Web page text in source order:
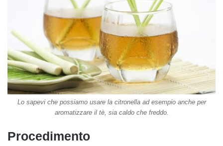
Lo sapevi che possiamo usare la citronella ad esempio anche per
aromatizzare il tè, sia caldo che freddo.
Procedimento